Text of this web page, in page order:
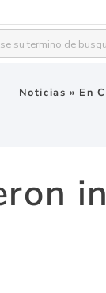
Noticias » En